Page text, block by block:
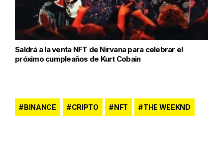
Saldrá a la venta NFT de Nirvana para celebrar el
próximo cumpleaños de Kurt Cobain
BINANCE CRIPTO NFT THE WEEKND